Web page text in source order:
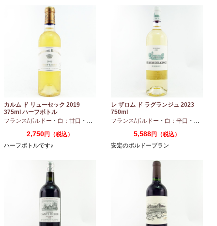
カルム ド リューセック 2019
375ml ハーフボトル
フランス/ボルドー ・ 白：甘口 ・ セミヨン ・ソーヴィニオンブラン
2,750円（税込）
ハーフボトルです♪
レ ザロム ド ラグランジュ 2023
750ml
フランス/ボルドー ・ 白：辛口 ・ セミヨン
5,588円（税込）
安定のボルドーブラン